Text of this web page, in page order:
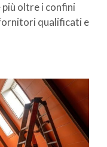
oltre i confini
qualificati e